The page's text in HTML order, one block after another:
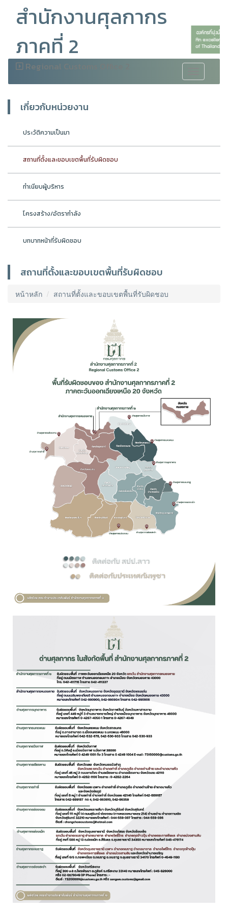
สำนักงานศุลกากร
ภาคที่ 2
Regional Customs Office 2
navigation
เกี่ยวกับหน่วยงาน
ประวัติความเป็นมา
สถานที่ตั้งและขอบเขตพื้นที่รับผิดชอบ
ทำเนียบผู้บริหาร
โครงสร้าง/อัตรากำลัง
บทบาทหน้าที่รับผิดชอบ
สถานที่ตั้งและขอบเขตพื้นที่รับผิดชอบ
หน้าหลัก สถานที่ตั้งและขอบเขตพื้นที่รับผิดชอบ